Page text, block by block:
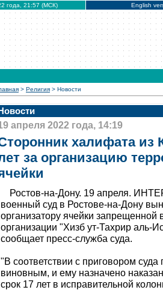
года, 21:57 (МСК) English
> Религия > Новости
апреля 2022 года, 14:19
халифата из
за организацию
Ростов-на-Дону. 19 апреля.
военный суд в Ростове-на-Дону
организатору ячейки запрещенной
организации "Хизб ут-Тахрир аль-
сообщает пресс-служба суда.
"В соответствии с приговором
виновным, и ему назначено
срок 17 лет в исправительной